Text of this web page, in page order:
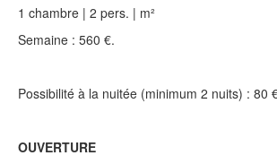
1 chambre | 2 pers. | m²
Semaine : 560 €.
Possibilité à la nuitée (minimum 2 nuits) : 80
OUVERTURE